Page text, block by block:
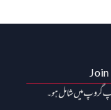
گروپ میں شامل ہو۔